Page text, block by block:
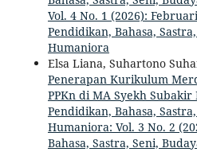
Vol. 4 No. 1 (2026):
Pendidikan, Bahasa,
Humaniora
Elsa Liana, Suhartono
Penerapan Kurikulum
PPKn di MA Syekh Subakir
Pendidikan, Bahasa,
Humaniora: Vol. 3 No. 2
Bahasa, Sastra, Seni,